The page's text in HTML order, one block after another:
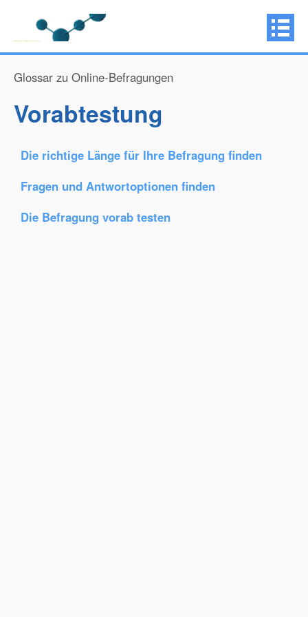
Glossar zu Online-Befragungen
Vorabtestung
Die richtige Länge für Ihre Befragung finden
Fragen und Antwortoptionen finden
Die Befragung vorab testen